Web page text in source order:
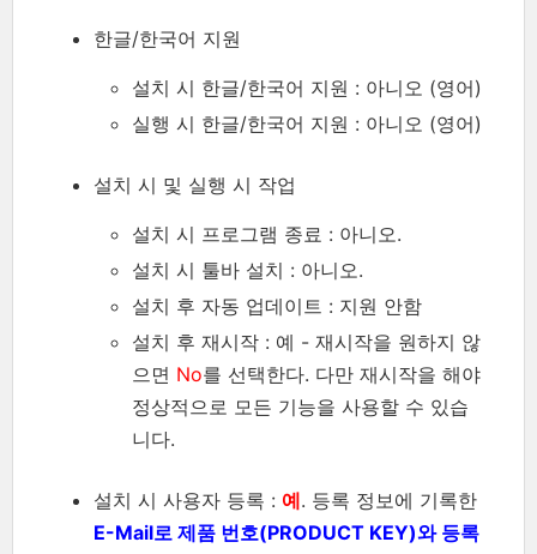
한글/한국어 지원
설치 시 한글/한국어 지원 : 아니오 (영어)
실행 시 한글/한국어 지원 : 아니오 (영어)
설치 시 및 실행 시 작업
설치 시 프로그램 종료 : 아니오.
설치 시 툴바 설치 : 아니오.
설치 후 자동 업데이트 : 지원 안함
설치 후 재시작 : 예 - 재시작을 원하지 않
으면 No를 선택한다. 다만 재시작을 해야
정상적으로 모든 기능을 사용할 수 있습
니다.
설치 시 사용자 등록 : 예. 등록 정보에 기록한
E-Mail로 제품 번호(PRODUCT KEY)와 등록